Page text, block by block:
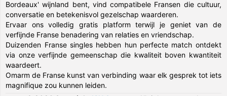
Bordeaux' wijnland bent, vind compatibele Fransen die cultuur,
conversatie en betekenisvol gezelschap waarderen.
Ervaar ons volledig gratis platform terwijl je geniet van de
verfijnde Franse benadering van relaties en vriendschap.
Duizenden Franse singles hebben hun perfecte match ontdekt
via onze verfijnde gemeenschap die kwaliteit boven kwantiteit
waardeert.
Omarm de Franse kunst van verbinding waar elk gesprek tot iets
magnifique zou kunnen leiden.